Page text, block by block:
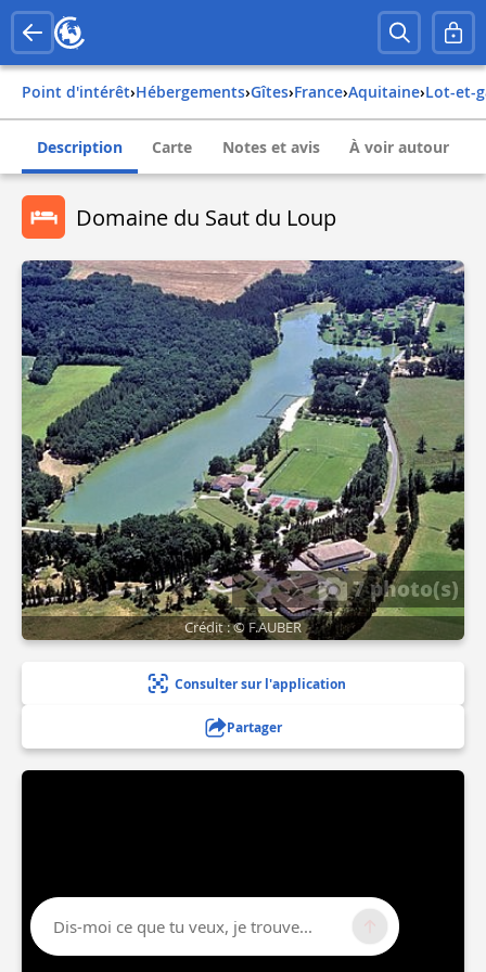
Point d'intérêt› Hébergements› Gîtes› france› aquitaine› lot-et-
Description Carte Notes et avis À voir autour
Domaine du Saut du Loup
7 photo(s)
Crédit : © F.AUBER
Consulter sur l'application
Partager
Dis-moi ce que tu veux, je trouve...